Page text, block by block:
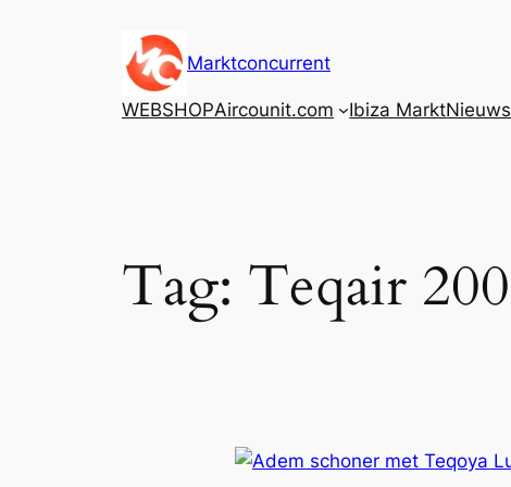
Marktconcurrent
WEBSHOPAircounit.com Ibiza MarktNieuws
Tag: Teqair 200